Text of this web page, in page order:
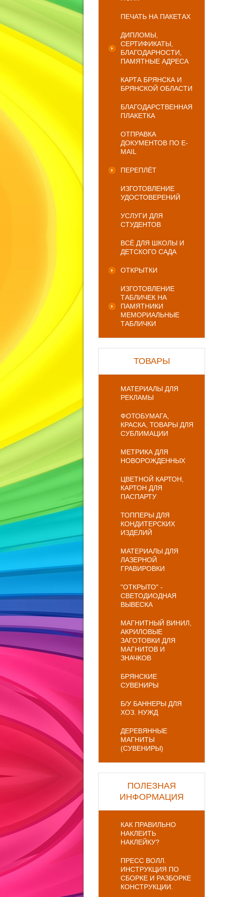
ПЕЧАТЬ НА ПАКЕТАХ
ДИПЛОМЫ,
СЕРТИФИКАТЫ,
БЛАГОДАРНОСТИ,
ПАМЯТНЫЕ АДРЕСА
КАРТА БРЯНСКА И
БРЯНСКОЙ ОБЛАСТИ
БЛАГОДАРСТВЕННАЯ
ПЛАКЕТКА
ОТПРАВКА
ДОКУМЕНТОВ ПО E-
MAIL
ПЕРЕПЛЁТ
ИЗГОТОВЛЕНИЕ
УДОСТОВЕРЕНИЙ
УСЛУГИ ДЛЯ
СТУДЕНТОВ
ВСЁ ДЛЯ ШКОЛЫ И
ДЕТСКОГО САДА
ОТКРЫТКИ
ИЗГОТОВЛЕНИЕ
ТАБЛИЧЕК НА
ПАМЯТНИКИ
МЕМОРИАЛЬНЫЕ
ТАБЛИЧКИ
ТОВАРЫ
МАТЕРИАЛЫ ДЛЯ
РЕКЛАМЫ
ФОТОБУМАГА,
КРАСКА, ТОВАРЫ ДЛЯ
СУБЛИМАЦИИ
МЕТРИКА ДЛЯ
НОВОРОЖДЕННЫХ
ЦВЕТНОЙ КАРТОН,
КАРТОН ДЛЯ
ПАСПАРТУ
ТОППЕРЫ ДЛЯ
КОНДИТЕРСКИХ
ИЗДЕЛИЙ
МАТЕРИАЛЫ ДЛЯ
ЛАЗЕРНОЙ
ГРАВИРОВКИ
"ОТКРЫТО" -
СВЕТОДИОДНАЯ
ВЫВЕСКА
МАГНИТНЫЙ ВИНИЛ,
АКРИЛОВЫЕ
ЗАГОТОВКИ ДЛЯ
МАГНИТОВ И
ЗНАЧКОВ
БРЯНСКИЕ
СУВЕНИРЫ
Б/У БАННЕРЫ ДЛЯ
ХОЗ. НУЖД
ДЕРЕВЯННЫЕ
МАГНИТЫ
(СУВЕНИРЫ)
ПОЛЕЗНАЯ
ИНФОРМАЦИЯ
КАК ПРАВИЛЬНО
НАКЛЕИТЬ
НАКЛЕЙКУ?
ПРЕСС ВОЛЛ.
ИНСТРУКЦИЯ ПО
СБОРКЕ И РАЗБОРКЕ
КОНСТРУКЦИИ.